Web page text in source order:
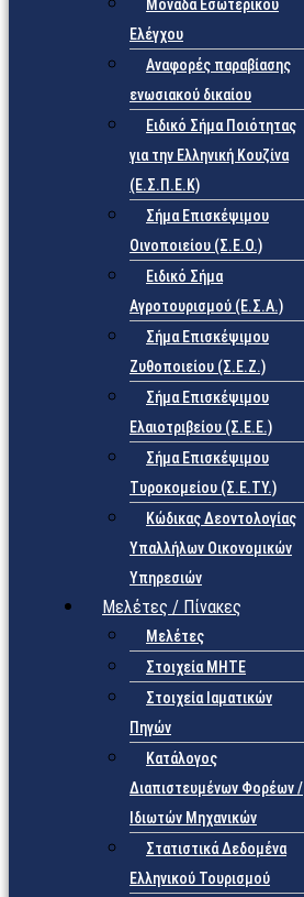
Μονάδα Εσωτερικού
Ελέγχου
Αναφορές παραβίασης
ενωσιακού δικαίου
Ειδικό Σήμα Ποιότητας
για την Ελληνική Κουζίνα
(Ε.Σ.Π.Ε.Κ)
Σήμα Επισκέψιμου
Οινοποιείου (Σ.Ε.Ο.)
Ειδικό Σήμα
Αγροτουρισμού (Ε.Σ.Α.)
Σήμα Επισκέψιμου
Ζυθοποιείου (Σ.Ε.Ζ.)
Σήμα Επισκέψιμου
Ελαιοτριβείου (Σ.Ε.Ε.)
Σήμα Επισκέψιμου
Τυροκομείου (Σ.Ε.TY.)
Κώδικας Δεοντολογίας
Υπαλλήλων Οικονομικών
Υπηρεσιών
Μελέτες / Πίνακες
Μελέτες
Στοιχεία ΜΗΤΕ
Στοιχεία Ιαματικών
Πηγών
Κατάλογος
Διαπιστευμένων Φορέων /
Ιδιωτών Μηχανικών
Στατιστικά Δεδομένα
Ελληνικού Τουρισμού